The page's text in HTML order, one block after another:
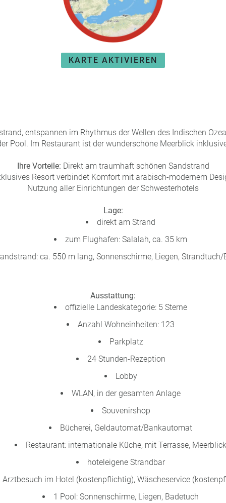
KARTE AKTIVIEREN
entspannen im Rhythmus der Wellen des Indischen
Pool. Im Restaurant ist der wunderschöne Meerblick
Ihre Vorteile: Direkt am traumhaft schönen Sandstrand
Resort verbindet Komfort mit arabisch-modernem
Nutzung aller Einrichtungen der Schwesterhotels
Lage:
direkt am Strand
zum Flughafen: Salalah, ca. 35 km
ca. 550 m lang, Sonnenschirme, Liegen, Strandtuch/
Ausstattung:
offizielle Landeskategorie: 5 Sterne
Anzahl Wohneinheiten: 123
Parkplatz
24 Stunden-Rezeption
Lobby
WLAN, in der gesamten Anlage
Souvenirshop
Bücherei, Geldautomat/Bankautomat
Restaurant: internationale Küche, mit Terrasse, Meerblick
hoteleigene Strandbar
Arztbesuch im Hotel (kostenpflichtig), Wäscheservice
1 Pool: Sonnenschirme, Liegen, Badetuch